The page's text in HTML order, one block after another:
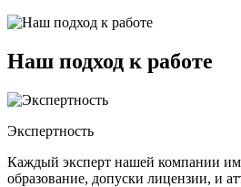
Наш подход к работе
Экспертность
Каждый эксперт нашей компании
образование, допуски лицензии, и